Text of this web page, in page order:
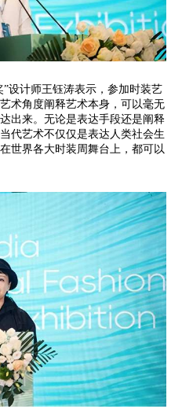
”设计师王钰涛表示，参加时装艺
术角度阐释艺术本身，可以毫无
出来。无论是表达手段还是阐释
代艺术不仅仅是表达人类社会生
世界各大时装周舞台上，都可以